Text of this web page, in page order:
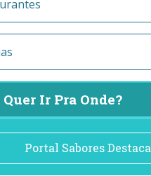
Quer Ir Pra Onde?
Portal Sabores Destaca